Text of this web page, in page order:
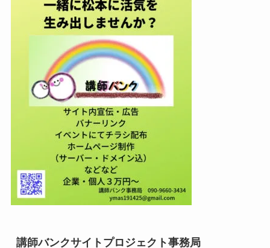
講師バンクサイトプロジェクト事務局